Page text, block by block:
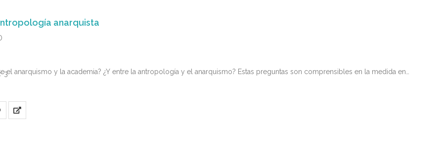
anarquista
3el anarquismo y la academia? ¿Y entre la antropología y el anarquismo? Estas preguntas son comprensibles en la medida en…